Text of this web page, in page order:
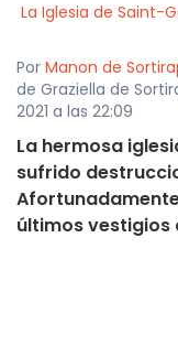
La Iglesia de Saint-
Por Manon de
de Graziella de
2021 a las 22:09
La hermosa
sufrido
últimos vestigios